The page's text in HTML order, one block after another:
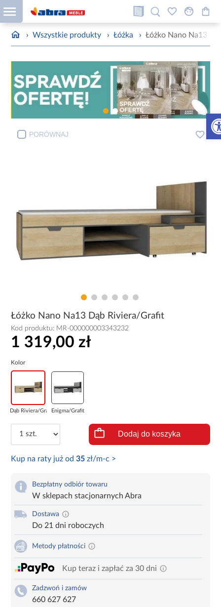
› Wszystkie produkty › Łóżka › Łóżko Nano Na13
PORÓWNAJ
Łóżko Nano Na13 Dąb Riviera/Grafit
Kod produktu: MR-000000003343232
1 319,00 zł
Kolor
Dąb Riviera/Gra...Enigma/Grafit
Dodaj do koszyka
Kup na raty już od35 zł/m-c >
Bezpłatny odbiór towaru
W sklepach stacjonarnych Abra
Dostawa
Do 21 dni roboczych
Metody płatności
Kup teraz i zapłać za 30 dni
Zadzwoń i zamów
660 627 627